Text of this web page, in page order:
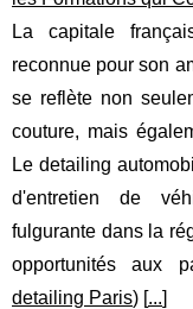
La capitale
reconnue pour son
se reflète non
couture, mais
Le detailing
d'entretien de
fulgurante dans la
opportunités aux
detailing Paris) [...]